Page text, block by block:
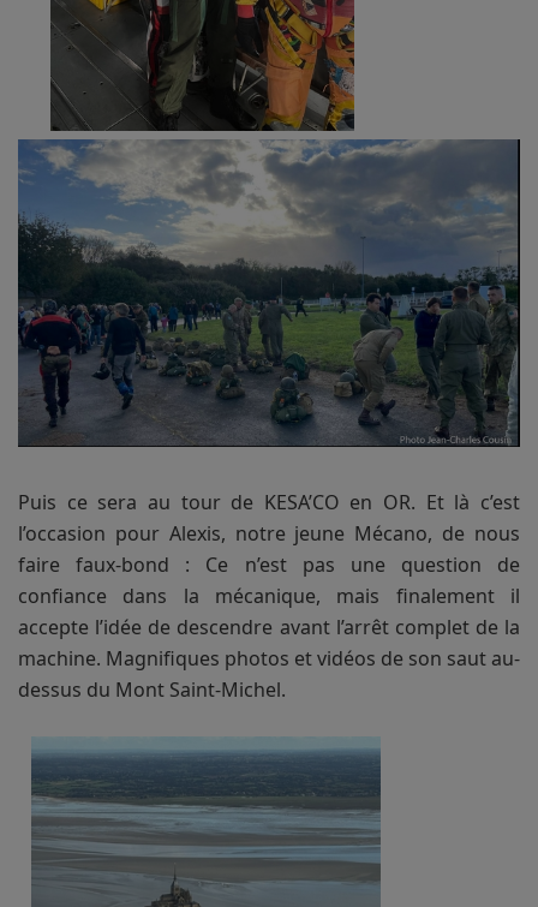
Puis ce sera au tour de KESA’CO en OR. Et là c’est
l’occasion pour Alexis, notre jeune Mécano, de nous
faire faux-bond : Ce n’est pas une question de
confiance dans la mécanique, mais finalement il
accepte l’idée de descendre avant l’arrêt complet de la
machine. Magnifiques photos et vidéos de son saut au-
dessus du Mont Saint-Michel.